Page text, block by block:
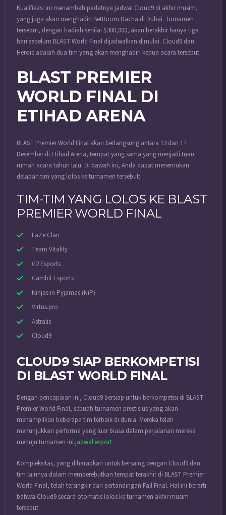
Kualifikasi ini menambah padatnya jadwal Cloud9 di akhir musim,
yang juga akan menghadiri BetBoom Dacha di Dubai. Turnamen
tersebut, dengan hadiah senilai $300,000, akan berakhir hanya tiga
hari sebelum BLAST World Final dijadwalkan dimulai. Cloud9 dan
Heroic adalah dua tim yang akan menghadiri kedua acara tersebut.
BLAST PREMIER
WORLD FINAL DI
ETIHAD ARENA
BLAST Premier World Final akan berlangsung antara 13 dan 17
Desember di Etihad Arena, tempat yang sama yang menjadi tuan
rumah acara tahun lalu. Di bawah ini, Anda dapat menemukan
delapan tim yang lolos ke turnamen tersebut:
TIM-TIM YANG LOLOS KE BLAST
PREMIER WORLD FINAL
FaZe Clan
Team Vitality
G2 Esports
Gambit Esports
Ninjas in Pyjamas (NiP)
Virtus.pro
Astralis
Cloud9
CLOUD9 SIAP BERKOMPETISI
DI BLAST WORLD FINAL
Dengan pencapaian ini, Cloud9 bersiap untuk berkompetisi di BLAST
Premier World Final, sebuah turnamen prestisius yang akan
menampilkan beberapa tim terbaik di dunia. Mereka telah
menunjukkan performa yang luar biasa dalam perjalanan mereka
menuju turnamen ini.jadwal esport
Kompleksitas, yang diharapkan untuk bersaing dengan Cloud9 dan
tim lainnya dalam memperebutkan tempat terakhir di BLAST Premier
World Final, telah tersingkir dari pertandingan Fall Final. Hal ini berarti
bahwa Cloud9 secara otomatis lolos ke turnamen akhir musim
tersebut.